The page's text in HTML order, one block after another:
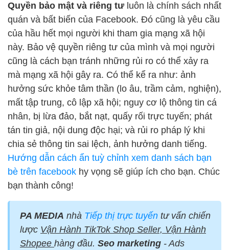
Quyền bảo mật và riêng tư luôn là chính sách nhất
quán và bất biến của Facebook. Đó cũng là yêu cầu
của hầu hết mọi người khi tham gia mạng xã hội
này. Bảo vệ quyền riêng tư của mình và mọi người
cũng là cách bạn tránh những rủi ro có thể xảy ra
mà mạng xã hội gây ra. Có thể kể ra như: ảnh
hưởng sức khỏe tâm thần (lo âu, trầm cảm, nghiện),
mất tập trung, cô lập xã hội; nguy cơ lộ thông tin cá
nhân, bị lừa đảo, bắt nạt, quấy rối trực tuyến; phát
tán tin giả, nội dung độc hại; và rủi ro pháp lý khi
chia sẻ thông tin sai lệch, ảnh hưởng danh tiếng.
Hướng dẫn cách ẩn tuỳ chỉnh xem danh sách bạn
bè trên facebook hy vọng sẽ giúp ích cho bạn. Chúc
bạn thành công!
PA MEDIA nhà Tiếp thị trực tuyến tư vấn chiến
lược Vận Hành TikTok Shop Seller, Vận Hành
Shopee hàng đầu. Seo marketing - Ads